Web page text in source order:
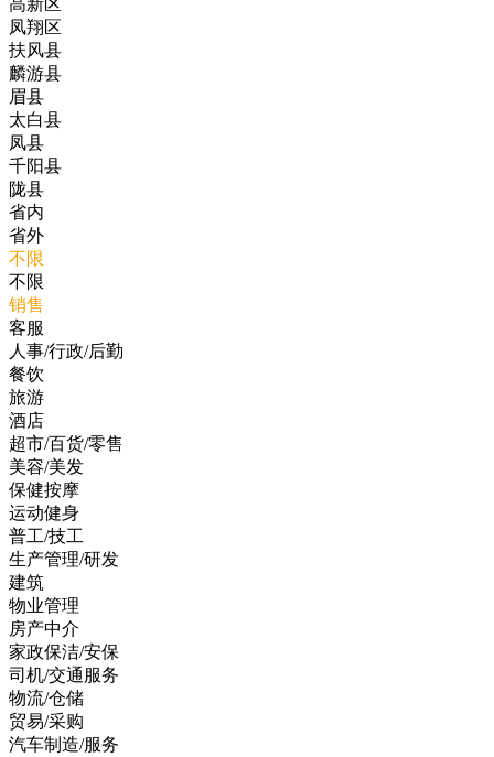
高新区
凤翔区
扶风县
麟游县
眉县
太白县
凤县
千阳县
陇县
省内
省外
不限
不限
销售
客服
人事/行政/后勤
餐饮
旅游
酒店
超市/百货/零售
美容/美发
保健按摩
运动健身
普工/技工
生产管理/研发
建筑
物业管理
房产中介
家政保洁/安保
司机/交通服务
物流/仓储
贸易/采购
汽车制造/服务